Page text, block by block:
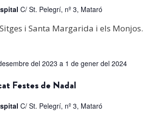
C/ St. Pelegrí, nº 3, Mataró
i Santa Margarida i els Monjos.
del 2023 a 1 de gener del 2024
Festes de Nadal
C/ St. Pelegrí, nº 3, Mataró